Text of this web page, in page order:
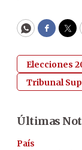
WhatsApp
Elecciones
Tribunal
Últimas
País